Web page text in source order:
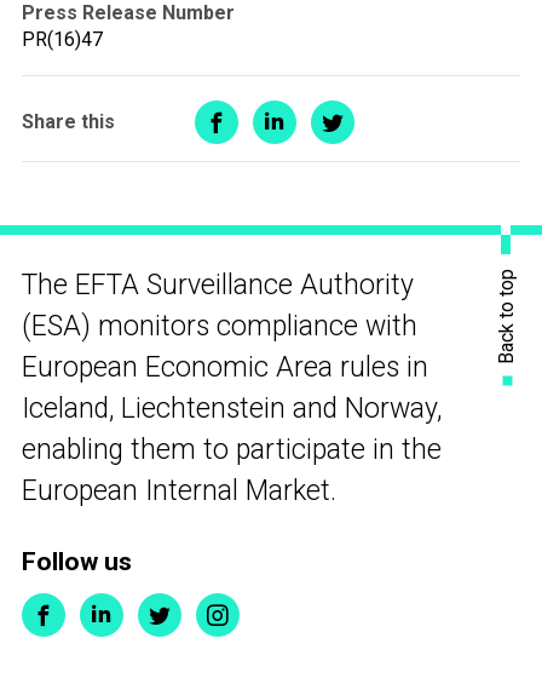
Press Release Number
PR(16)47
Share this
The EFTA Surveillance Authority
(ESA) monitors compliance with
European Economic Area rules in
Iceland, Liechtenstein and Norway,
enabling them to participate in the
European Internal Market.
Follow us
Back to top